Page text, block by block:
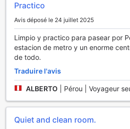
Practico
Avis déposé le 24 juillet 2025
Limpio y practico para pasear por
estacion de metro y un enorme
de todo.
Traduire l'avis
ALBERTO Pérou | Voyageur
Quiet and clean room.